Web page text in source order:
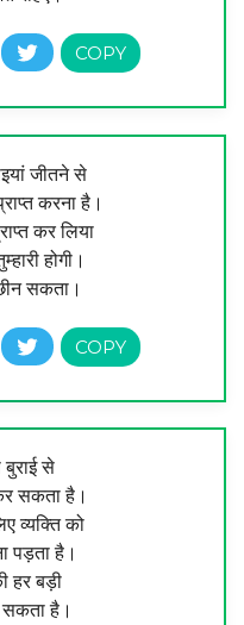
जीतने से
करना है।
कर लिया
होगी।
सकता।
बुराई से
सकता है।
व्यक्ति को
पड़ता है।
हर बड़ी
सकता है।